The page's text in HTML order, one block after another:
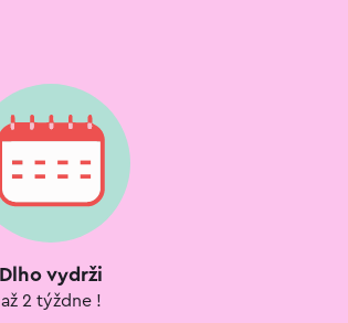
Dlho vydrži
až 2 týždne !